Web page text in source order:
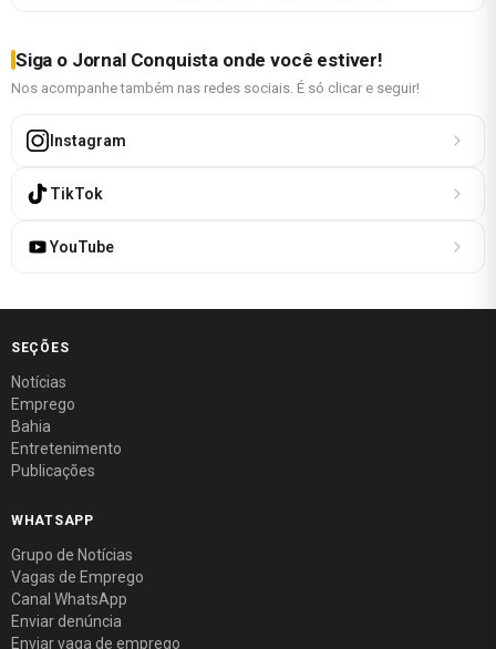
Siga o Jornal Conquista onde você estiver!
Nos acompanhe também nas redes sociais. É só clicar e seguir!
Instagram
TikTok
YouTube
SEÇÕES
Notícias
Emprego
Bahia
Entretenimento
Publicações
WHATSAPP
Grupo de Notícias
Vagas de Emprego
Canal WhatsApp
Enviar denúncia
Enviar vaga de emprego